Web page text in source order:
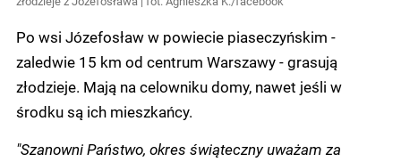
Po wsi Józefosław w powiecie piaseczyńskim -
zaledwie 15 km od centrum Warszawy - grasują
złodzieje. Mają na celowniku domy, nawet jeśli w
środku są ich mieszkańcy.
"Szanowni Państwo, okres świąteczny uważam za